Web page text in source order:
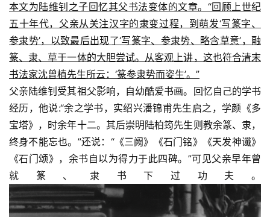
本文为陆维钊之子回忆其父书法变体的文章。“回顾上世纪
五十年代，父亲从关注汉字的隶变过程，到萌发‘写篆字、
参隶势’，以致最后出现了‘写篆字、参隶势、略含草意’，融
篆、隶、草于一体的大胆尝试。从客观上讲，这也符合清末
书法家沈曾植先生所云：‘篆参隶势而姿生’。”
父亲陆维钊受其祖父影响，自幼酷爱书画。回忆自己的学书
经历，他说:“余之学书，实绍兴潘锦甫先生启之，学颜《多
宝塔》，时余年十二。其后崇明陆柏筠先生则教余篆、隶，
终身不能忘也。”还说：“《三阙》《石门铭》《天发神谶》
《石门颂》，余书自以为得力于此四碑。”可见父亲早年曾
就篆、隶书下过功夫。